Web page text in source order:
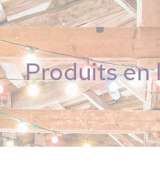
Produits en